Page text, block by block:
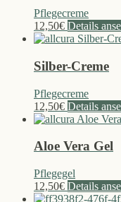
Pflegecreme
12,50€ Details
Silber-Creme
Pflegecreme
12,50€ Details
Aloe Vera Gel
Pflegegel
12,50€ Details